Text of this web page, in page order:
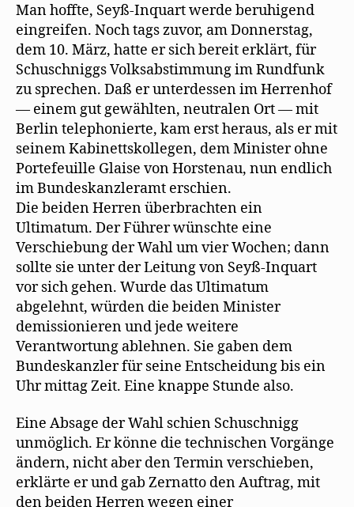
Man hoffte, Seyß-Inquart werde beruhigend
eingreifen. Noch tags zuvor, am Donnerstag,
dem 10. März, hatte er sich bereit erklärt, für
Schuschniggs Volksabstimmung im Rundfunk
zu sprechen. Daß er unterdessen im Herrenhof
— einem gut gewählten, neutralen Ort — mit
Berlin telephonierte, kam erst heraus, als er mit
seinem Kabinettskollegen, dem Minister ohne
Portefeuille Glaise von Horstenau, nun endlich
im Bundeskanzleramt erschien.
Die beiden Herren überbrachten ein
Ultimatum. Der Führer wünschte eine
Verschiebung der Wahl um vier Wochen; dann
sollte sie unter der Leitung von Seyß-Inquart
vor sich gehen. Wurde das Ultimatum
abgelehnt, würden die beiden Minister
demissionieren und jede weitere
Verantwortung ablehnen. Sie gaben dem
Bundeskanzler für seine Entscheidung bis ein
Uhr mittag Zeit. Eine knappe Stunde also.
Eine Absage der Wahl schien Schuschnigg
unmöglich. Er könne die technischen Vorgänge
ändern, nicht aber den Termin verschieben,
erklärte er und gab Zernatto den Auftrag, mit
den beiden Herren wegen einer